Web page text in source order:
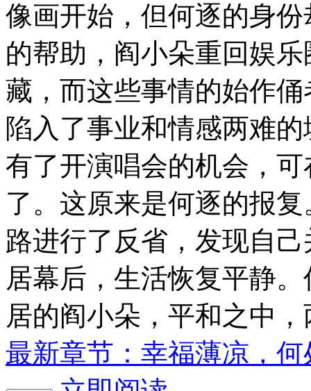
像画开始，但何逐的身
的帮助，阎小朵重回娱
藏，而这些事情的始作
陷入了事业和情感两难
有了开演唱会的机会，
了。这原来是何逐的报
路进行了反省，发现自
居幕后，生活恢复平静
居的阎小朵，平和之中
最新章节：幸福薄凉，何